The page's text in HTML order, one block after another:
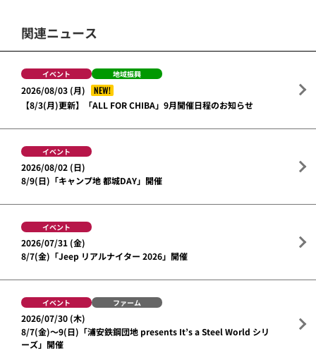
関連ニュース
イベント 地域振興
2026/08/03 (月)
NEW!
【8/3(月)更新】「ALL FOR CHIBA」9月開催日程のお知らせ
イベント
2026/08/02 (日)
8/9(日)「キャンプ地 都城DAY」開催
イベント
2026/07/31 (金)
8/7(金)「Jeep リアルナイター 2026」開催
イベント ファーム
2026/07/30 (木)
8/7(金)～9(日)「浦安鉄鋼団地 presents It’s a Steel World シリ
ーズ」開催